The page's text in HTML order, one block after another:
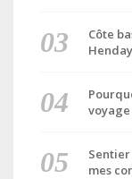
Côte
mes